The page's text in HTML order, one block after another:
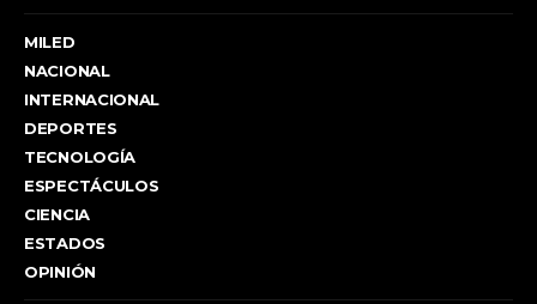
MILED
NACIONAL
INTERNACIONAL
DEPORTES
TECNOLOGÍA
ESPECTÁCULOS
CIENCIA
ESTADOS
OPINIÓN